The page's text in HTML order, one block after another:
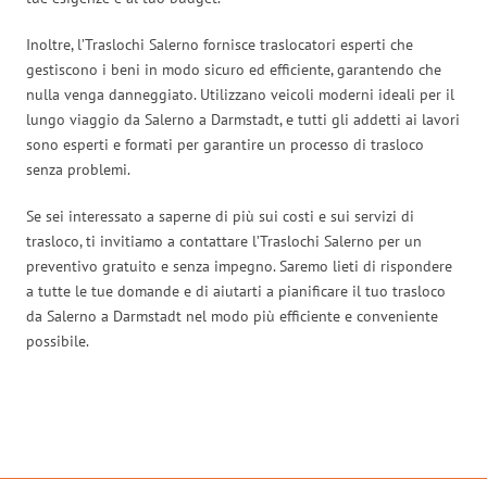
Inoltre, l’Traslochi Salerno fornisce traslocatori esperti che
gestiscono i beni in modo sicuro ed efficiente, garantendo che
nulla venga danneggiato. Utilizzano veicoli moderni ideali per il
lungo viaggio da Salerno a Darmstadt, e tutti gli addetti ai lavori
sono esperti e formati per garantire un processo di trasloco
senza problemi.
Se sei interessato a saperne di più sui costi e sui servizi di
trasloco, ti invitiamo a contattare l’Traslochi Salerno per un
preventivo gratuito e senza impegno. Saremo lieti di rispondere
a tutte le tue domande e di aiutarti a pianificare il tuo trasloco
da Salerno a Darmstadt nel modo più efficiente e conveniente
possibile.